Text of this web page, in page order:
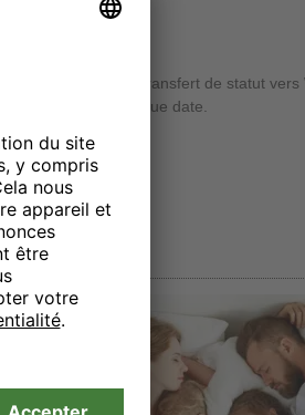
des HotMiles. Le transfert de statut vers
fidélité de longue date.